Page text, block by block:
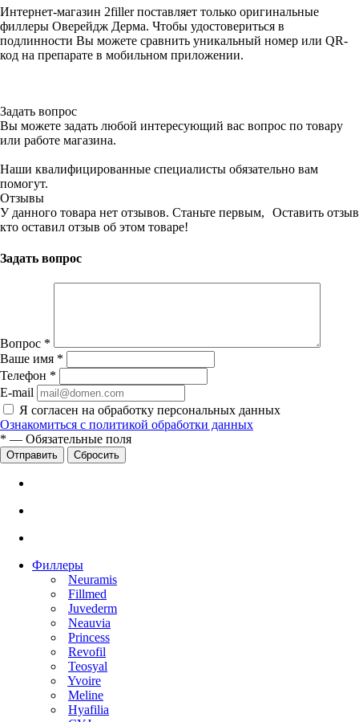
Интернет-магазин 2filler поставляет только оригинальные
филлеры Оверейдж Дерма. Чтобы удостовериться в
подлинности Вы можете сравнить уникальный номер или QR-
код на препарате в мобильном приложении.
Задать вопрос
Вы можете задать любой интересующий вас вопрос по товару
или работе магазина.
Наши квалифицированные специалисты обязательно вам
помогут.
Отзывы
Оставить отзыв
У данного товара нет отзывов. Станьте первым,
кто оставил отзыв об этом товаре!
Задать вопрос
Вопрос *
Ваше имя *
Телефон *
E-mail
Я согласен на обработку персональных данных
Ознакомиться с политикой обработки данных
* — Обязательные поля
Сбросить
Филлеры
Neuramis
Fillmed
Juvederm
Neauvia
Princess
Revofil
Teosyal
Yvoire
Meline
Hyafilia